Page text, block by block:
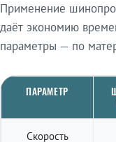
Применение
даёт экономию
параметры — по
ПАРАМЕТР
Скорость